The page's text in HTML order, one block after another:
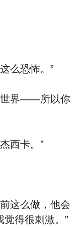
么恐怖。”
世界——所以你
西卡。”
这么做，他会
得很刺激。”